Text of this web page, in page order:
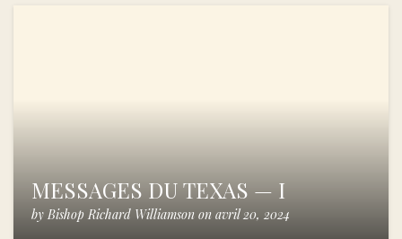
MESSAGES DU TEXAS — I
by Bishop Richard Williamson on avril 20, 2024